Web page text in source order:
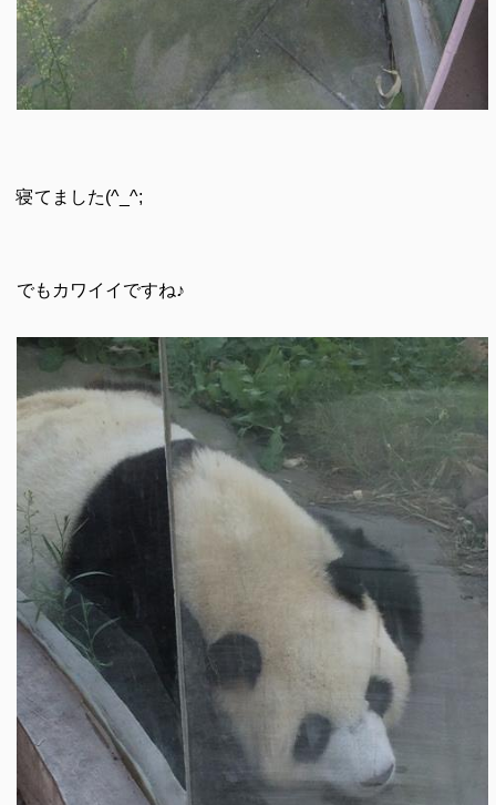
寝てました(^_^;
でもカワイイですね♪